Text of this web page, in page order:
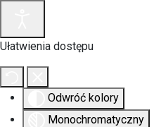
Ułatwienia dostępu
Odwróć kolory
Monochromatyczny